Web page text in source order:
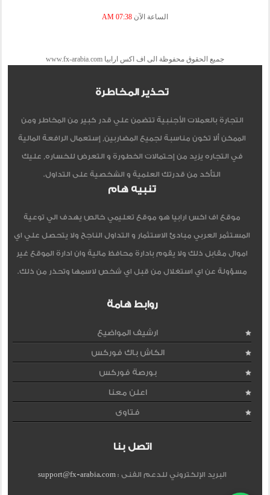
الساعة الآن 07:38 AM
جميع الحقوق محفوظة الى اف اكس ارابيا www.fx-arabia.com
تحذير المخاطرة
التجارة بالعملات الأجنبية تتضمن علي قدر كبير من المخاطر ومن
الممكن ألا تكون مناسبة لجميع المضاربين, إستعمال الرافعة المالية
في التجاره يزيد من إحتمالات الخطورة و التعرض للخساره, عليك
التأكد من قدرتك العلمية و الشخصية على التداول.
تنبيه هام
موقع اف اكس ارابيا هو موقع تعليمي خالص يهدف الي توعية
المستثمر العربي مبادئ الاستثمار و التداول الناجح ولا يتحصل علي اي
اموال مقابل ذلك ولا يقوم بادارة محافظ مالية وان ادارة الموقع غير
مسؤولة عن اي استغلال من قبل اي شخص لاسمها وتحذر من ذلك.
روابط هامة
ارشيف المواضيع
الكاش باك فوركس
بورصة فوركس
اعلن معنا
فتاوى
اتصل بنا
البريد الإلكتروني للدعم الفنى :support@fx-arabia.com